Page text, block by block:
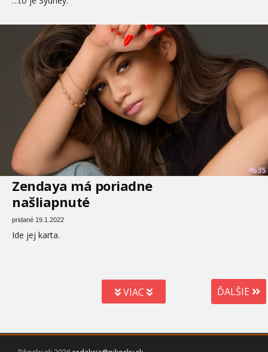
35
Zendaya má poriadne
našliapnuté
pridané 19.1.2022
Ide jej karta.
VIAC ĎALŠIE